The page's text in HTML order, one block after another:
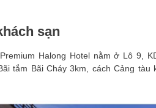
sạn
Halong Hotel nằm ở Lô 9,
tắm Bãi Cháy 3km, cách Cảng